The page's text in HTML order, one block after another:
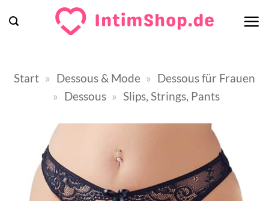
Inhalt
Start » Dessous & Mode » Dessous für Frauen
» Dessous » Slips, Strings, Pants